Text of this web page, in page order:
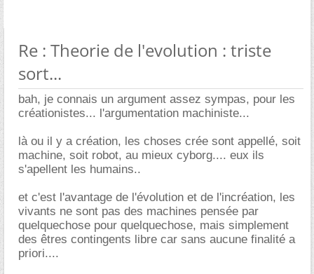
Re : Theorie de l'evolution : triste
sort...
bah, je connais un argument assez sympas, pour les
créationistes... l'argumentation machiniste...
là ou il y a création, les choses crée sont appellé, soit
machine, soit robot, au mieux cyborg.... eux ils
s'apellent les humains..
et c'est l'avantage de l'évolution et de l'incréation, les
vivants ne sont pas des machines pensée par
quelquechose pour quelquechose, mais simplement
des êtres contingents libre car sans aucune finalité a
priori....